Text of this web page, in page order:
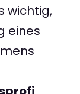
wichtig,
eines